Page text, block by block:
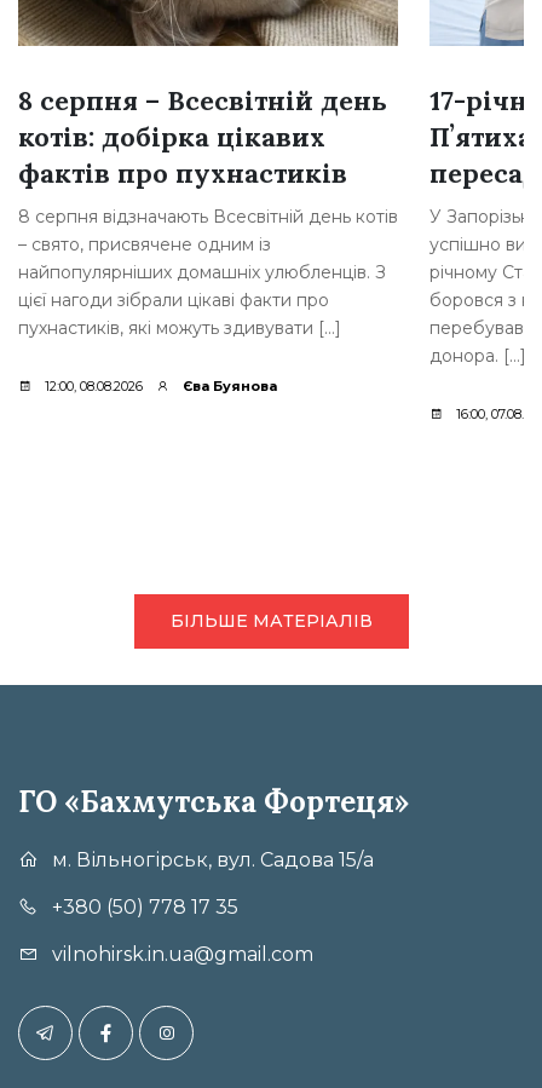
8 серпня – Всесвітній день
котів: добірка цікавих
фактів про пухнастиків
8 серпня відзначають Всесвітній день котів
– свято, присвячене одним із
найпопулярніших домашніх улюбленців. З
цієї нагоди зібрали цікаві факти про
пухнастиків, які можуть здивувати […]
12:00, 08.08.2026 Єва Буянова
17-
У
успішно
річному
боровся з
перебував у
донора. […]
16:00,
БІЛЬШЕ МАТЕРІАЛІВ
ГО «Бахмутська Фортеця»
м. Вільногірськ, вул. Садова 15/а
+380 (50) 778 17 35
vilnohirsk.in.ua@gmail.com